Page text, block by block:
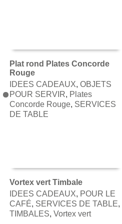
AJOUTER AU PANIER
Plat rond Plates Concorde
Rouge
IDEES CADEAUX,OBJETS
POUR SERVIR, Plates
Concorde Rouge, SERVICES
DE TABLE
AJOUTER AU PANIER
Vortex vert Timbale
IDEES CADEAUX, POUR LE
CAFÉ, SERVICES DE TABLE,
TIMBALES,Vortex vert